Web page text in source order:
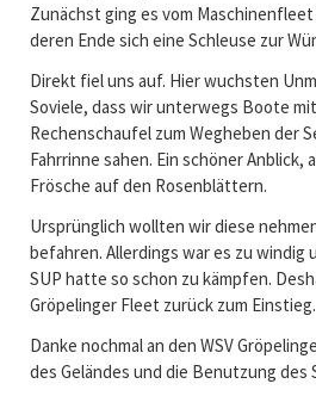
Zunächst ging es vom Maschinenfleet
deren Ende sich eine Schleuse zur
Direkt fiel uns auf. Hier wuchsten
Soviele, dass wir unterwegs Boote
Rechenschaufel zum Wegheben der
Fahrrinne sahen. Ein schöner Anblick,
Frösche auf den Rosenblättern.
Ursprünglich wollten wir diese
befahren. Allerdings war es zu windig
SUP hatte so schon zu kämpfen.
Gröpelinger Fleet zurück zum Einstieg.
Danke nochmal an den WSV
des Geländes und die Benutzung des